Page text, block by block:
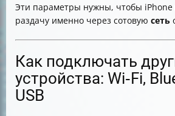
Эти параметры нужны, чтобы iPhone
раздачу именно через сотовую сеть
Как подключать
устройства: Wi‑Fi,
USB